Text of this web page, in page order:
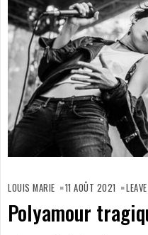
LOUIS MARIE 11 AOÛT 2021
Polyamour